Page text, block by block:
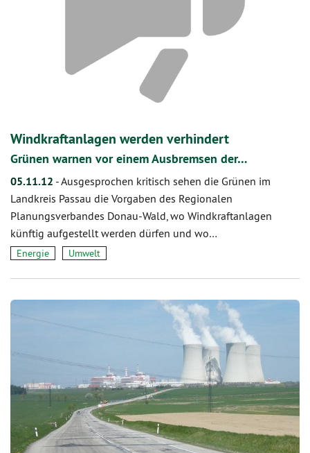
Windkraftanlagen werden verhindert
Grünen warnen vor einem Ausbremsen der…
05.11.12 -Ausgesprochen kritisch sehen die Grünen im
Landkreis Passau die Vorgaben des Regionalen
Planungsverbandes Donau-Wald, wo Windkraftanlagen
künftig aufgestellt werden dürfen und wo…
Energie Umwelt